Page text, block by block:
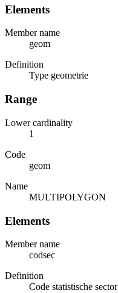
Elements
Member name
geom
Definition
Type geometrie
Range
Lower cardinality
1
Code
geom
Name
MULTIPOLYGON
Elements
Member name
codsec
Definition
Code statistische sector